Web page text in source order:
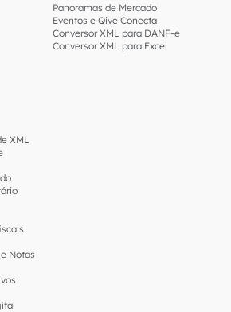
Panoramas de Mercado
Eventos e Qive Conecta
Conversor XML para DANF-e
Conversor XML para Excel
XML
Notas